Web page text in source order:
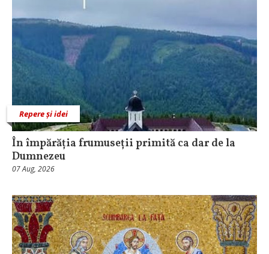
Repere și idei
În împărăția frumuseții primită ca dar de la
Dumnezeu
07 Aug, 2026